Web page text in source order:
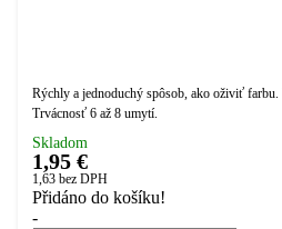
Rýchly a jednoduchý spôsob, ako oživiť
Trvácnosť 6 až 8 umytí.
Skladom
1,95 €
1,63 bez DPH
Přidáno do košíku!
-